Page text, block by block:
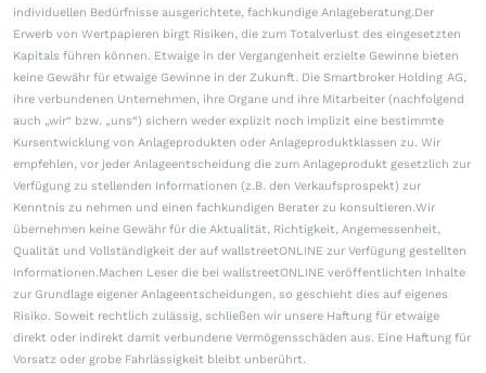
individuellen Bedürfnisse ausgerichtete, fachkundige Anlageberatung.Der
Erwerb von Wertpapieren birgt Risiken, die zum Totalverlust des eingesetzten
Kapitals führen können. Etwaige in der Vergangenheit erzielte Gewinne bieten
keine Gewähr für etwaige Gewinne in der Zukunft. Die Smartbroker Holding AG,
ihre verbundenen Unternehmen, ihre Organe und ihre Mitarbeiter (nachfolgend
auch „wir“ bzw. „uns“) sichern weder explizit noch implizit eine bestimmte
Kursentwicklung von Anlageprodukten oder Anlageproduktklassen zu. Wir
empfehlen, vor jeder Anlageentscheidung die zum Anlageprodukt gesetzlich zur
Verfügung zu stellenden Informationen (z.B. den Verkaufsprospekt) zur
Kenntnis zu nehmen und einen fachkundigen Berater zu konsultieren.Wir
übernehmen keine Gewähr für die Aktualität, Richtigkeit, Angemessenheit,
Qualität und Vollständigkeit der auf wallstreetONLINE zur Verfügung gestellten
Informationen.Machen Leser die bei wallstreetONLINE veröffentlichten Inhalte
zur Grundlage eigener Anlageentscheidungen, so geschieht dies auf eigenes
Risiko. Soweit rechtlich zulässig, schließen wir unsere Haftung für etwaige
direkt oder indirekt damit verbundene Vermögensschäden aus. Eine Haftung für
Vorsatz oder grobe Fahrlässigkeit bleibt unberührt.